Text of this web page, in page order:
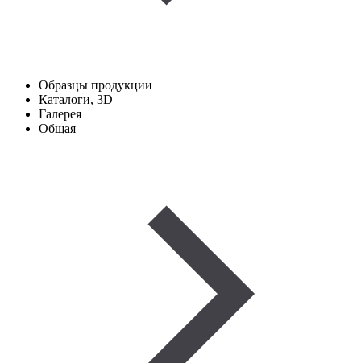
Образцы продукции
Каталоги, 3D
Галерея
Общая